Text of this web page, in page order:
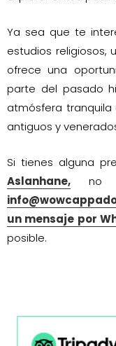
Ya sea que te
estudios religiosos,
ofrece una
parte del pasado
atmósfera
antiguos y
Si tienes alguna
Aslanhane, no
un mensaje por
posible.